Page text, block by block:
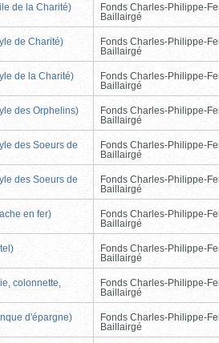
de la Charité)
Fonds Charles-Philippe-
Baillairgé
de Charité)
Fonds Charles-Philippe-
Baillairgé
de la Charité)
Fonds Charles-Philippe-
Baillairgé
des Orphelins)
Fonds Charles-Philippe-
Baillairgé
des Soeurs de
Fonds Charles-Philippe-
Baillairgé
des Soeurs de
Fonds Charles-Philippe-
Baillairgé
en fer)
Fonds Charles-Philippe-
Baillairgé
Fonds Charles-Philippe-
Baillairgé
colonnette,
Fonds Charles-Philippe-
Baillairgé
d'épargne)
Fonds Charles-Philippe-
Baillairgé